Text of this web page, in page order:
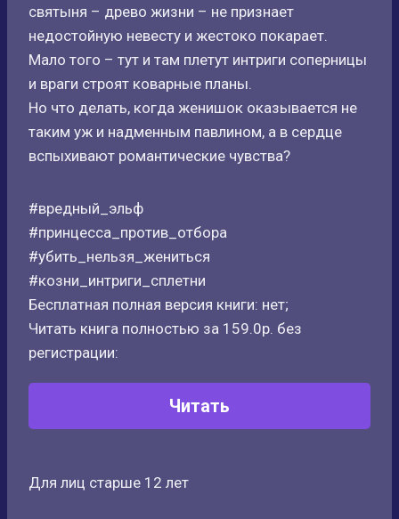
святыня – древо жизни – не признает
недостойную невесту и жестоко покарает.
Мало того – тут и там плетут интриги соперницы
и враги строят коварные планы.
Но что делать, когда женишок оказывается не
таким уж и надменным павлином, а в сердце
вспыхивают романтические чувства?
#вредный_эльф
#принцесса_против_отбора
#убить_нельзя_жениться
#козни_интриги_сплетни
Бесплатная полная версия книги: нет;
Читать книга полностью за 159.0р. без
регистрации:
Читать
Для лиц старше 12 лет